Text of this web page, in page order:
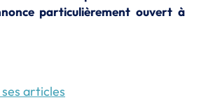
particulièrement ouvert à
articles